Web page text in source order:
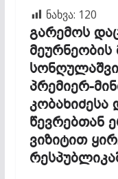
ნახვა: 120
გარემოს
პრემიერ-
წევრებთან
ვიზიტით